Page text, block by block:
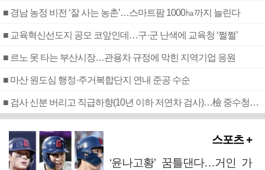
■ 경남 농정 비전 ‘잘 사는 농촌’…스마트팜 1000㏊까지 늘린다
■ 교육혁신선도지 공모 코앞인데…구·군 난색에 교육청 ‘쩔쩔’
■ 르노 못 타는 부산시장…관용차 규정에 막힌 지역기업 응원
■ 마산 원도심 행정·주거복합단지 연내 준공 수순
■ 검사 신분 버리고 직급하향(10년 이하 저연차 검사)…檢 중수청행 기피
스포츠 +
‘윤나고황’ 꿈틀댄다…거인 가